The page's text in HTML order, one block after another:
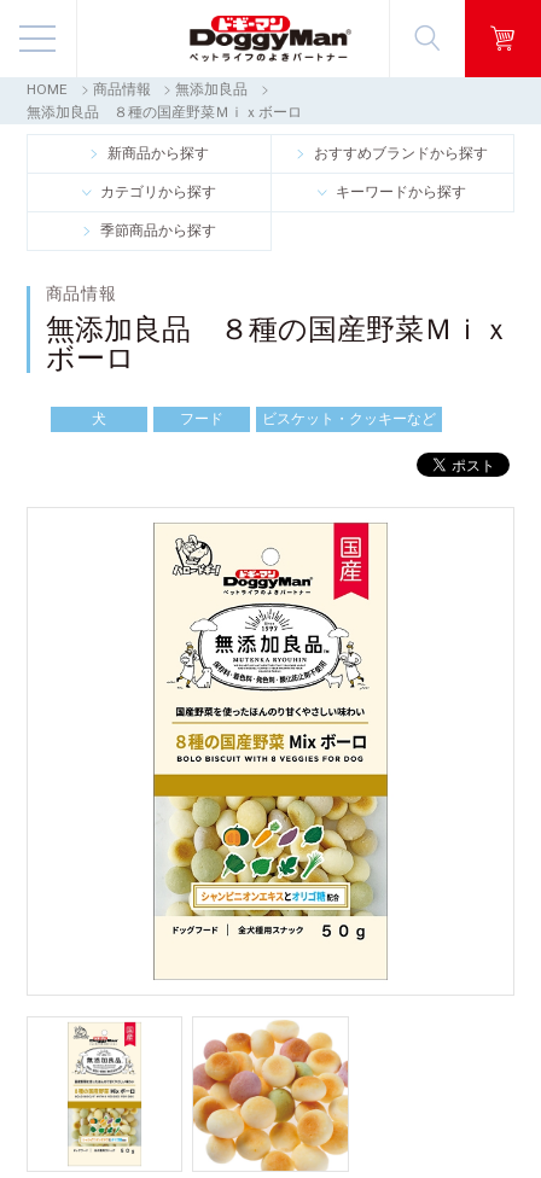
商品情報
映像ギャラリー
知る・楽しむ
お客様窓口・Q＆A
会社情報
採用情報
HOME 商品情報
無添加良品
無添加良品 ８種の国産野菜Ｍｉｘボーロ
新商品から探す おすすめブランドから探す
カテゴリから探す キーワードから探す
季節商品から探す
商品情報
無添加良品 ８種の国産野菜Ｍｉｘ
ボーロ
犬 フード ビスケット・クッキーなど